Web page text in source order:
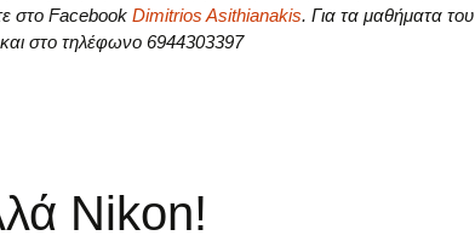
στο Facebook Dimitrios Asithianakis. Για τα μαθήματα του
στο τηλέφωνο 6944303397
Nikon!